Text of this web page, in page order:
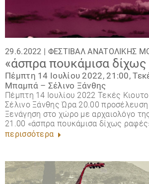
29.6.2022 | ΦΕΣΤΙΒΆΛ ΑΝΑΤΟΛΙΚΉΣ
«άσπρα πουκάμισα
Πέμπτη 14 Ιουλίου 2022, 21:00,
Μπαμπά – Σέλινο Ξάνθης
Πέμπτη 14 Ιουλίου 2022 Τεκές
Σέλινο Ξάνθης Ώρα 20.00
Ξενάγηση στο χώρο με αρχαιολόγο
21.00 «άσπρα πουκάμισα δίχως
περισσότερα